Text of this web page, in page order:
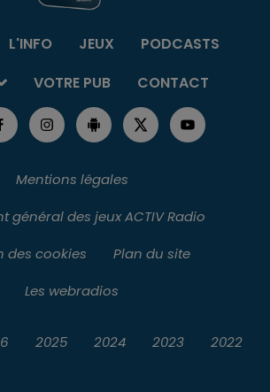
L'INFO JEUX
PODCASTS
VOTRE PUB CONTACT
Mentions légales
général des jeux ACTIV Radio
des cookies
Plan du site
Les webradios
2025 2024 2023 2022